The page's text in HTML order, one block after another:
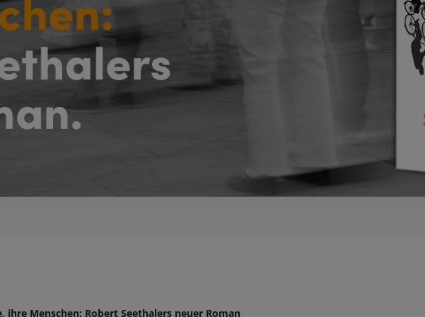
HOBBY
REISE & URLAUB
POLITIK & WIRTSCHAFT & GESELLSCHAFT
BÜCHER AUS DEM TYROLIA-VERLAG
ihre Menschen: Robert Seethalers neuer Roman